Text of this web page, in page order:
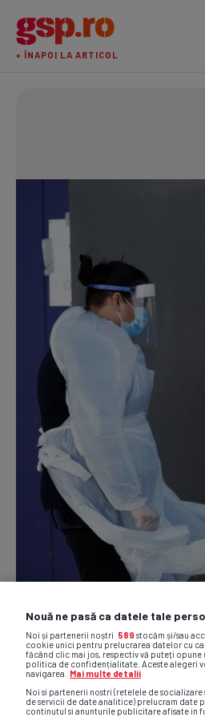
« ÎNAPOI LA ARTICOL
Nouă ne pasă ca datele tale
Noi și partenerii noștri 589 stocăm și/sau
cookie unici pentru prelucrarea datelor cu
făcând clic mai jos, respectiv vă puteți
politica de confidențialitate. Aceste alegeri
navigarea.
Mai multe detalii
Noi si partenerii nostri (retelele de
de servicii de date analitice) prelucram date
continutul si anunturile publicitare afisate in